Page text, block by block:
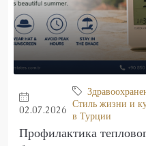
02.07.2026 Стиль жизни и
в Турции
Профилактика